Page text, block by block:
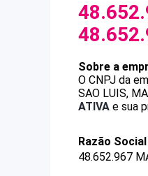
Sobre a
O CNPJ da
SAO LUIS,
ATIVA e sua
Razão Social
48.652.967